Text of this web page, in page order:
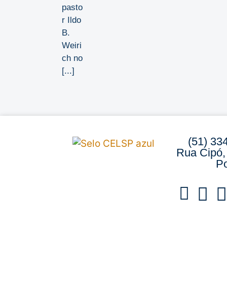
pasto
r Ildo
B.
Weiri
ch no
[...]
(51)
Rua